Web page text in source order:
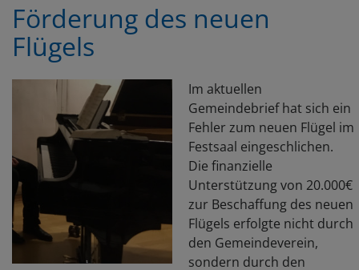
Förderung des neuen
Flügels
Im aktuellen
Gemeindebrief hat sich ein
Fehler zum neuen Flügel im
Festsaal eingeschlichen.
Die finanzielle
Unterstützung von 20.000€
zur Beschaffung des neuen
Flügels erfolgte nicht durch
den Gemeindeverein,
sondern durch den